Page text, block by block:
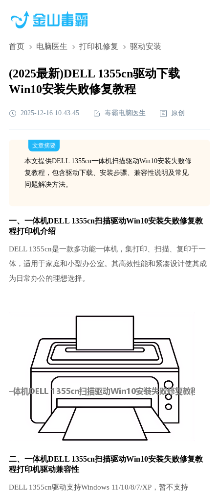
首页 电脑医生 打印机修复 驱动安装
(2025最新)DELL 1355cn驱动下载
Win10安装失败修复教程
2025-12-16 10:43:45 毒霸电脑医生 原创
文章摘要
本文提供DELL 1355cn一体机扫描驱动Win10安装失败修
复教程，包含驱动下载、安装步骤、兼容性说明及常见
问题解决方法。
一、一体机DELL 1355cn扫描驱动Win10安装失败修复教
程打印机介绍
DELL 1355cn是一款多功能一体机，集打印、扫描、复印于一
体，适用于家庭和小型办公室。其高效性能和紧凑设计使其成
为日常办公的理想选择。
二、一体机DELL 1355cn扫描驱动Win10安装失败修复教
程打印机驱动兼容性
DELL 1355cn驱动支持Windows 11/10/8/7/XP，暂不支持